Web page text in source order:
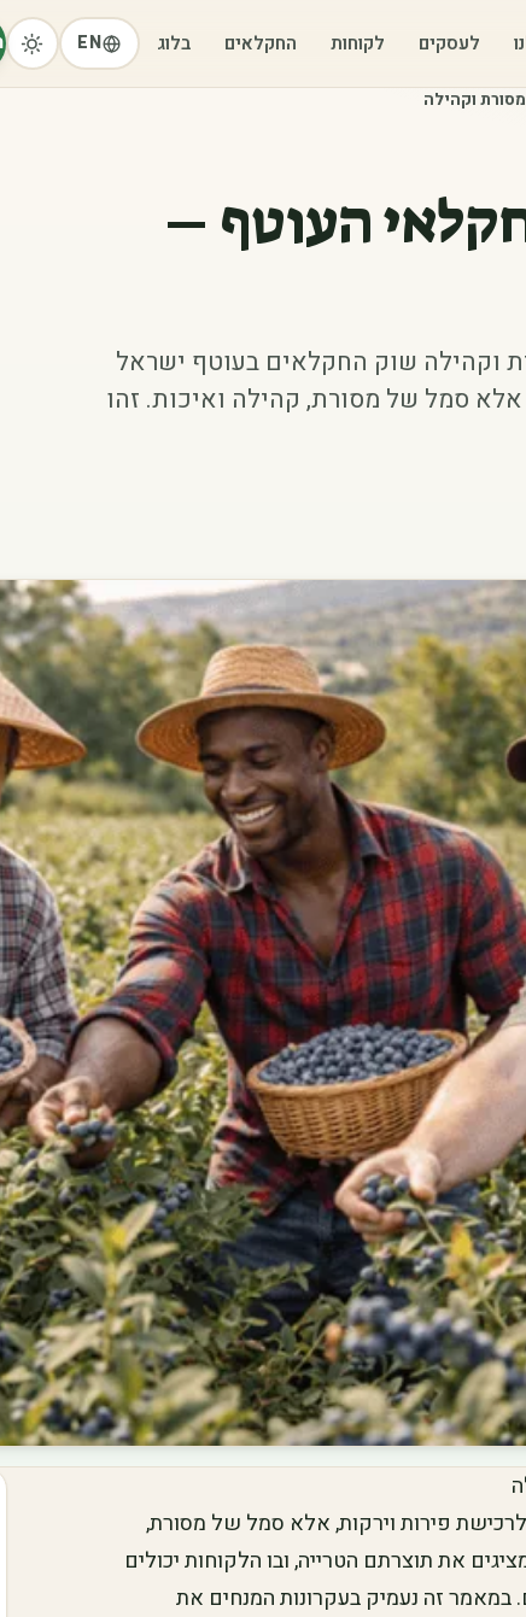
לעסקים לקוחות החקלאים בלוג EN
וקהילה
העוטף –
וקהילה שוק החקלאים בעוטף ישראל
סמל של מסורת, קהילה ואיכות. זהו
פירות וירקות, אלא סמל של מסורת,
את תוצרתם הטרייה, ובו הלקוחות יכולים
זה נעמיק בעקרונות המנחים את